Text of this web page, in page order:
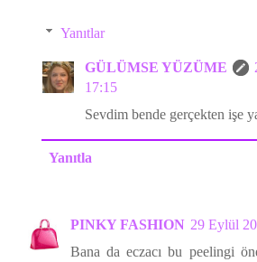
Yanıtlar
GÜLÜMSE YÜZÜME
17:15
Sevdim bende gerçekten işe
Yanıtla
PINKY FASHION 29 Eylül
Bana da eczacı bu peelingi